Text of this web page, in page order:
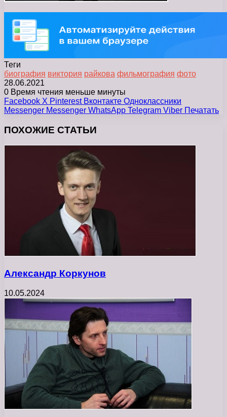
Теги
биография виктория райкова фильмография фото
28.06.2021
0 Время чтения меньше минуты
Facebook X Pinterest Вконтакте Одноклассники
Messenger Messenger WhatsApp Telegram Viber Печатать
ПОХОЖИЕ СТАТЬИ
Александр Коркунов
10.05.2024